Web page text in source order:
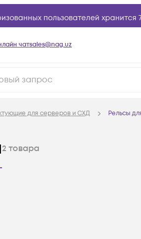
пользователей хранится
чатsales@nag.uz
для серверов и СХД Рельсы
2 товара